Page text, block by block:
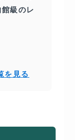
級のレ
を見る